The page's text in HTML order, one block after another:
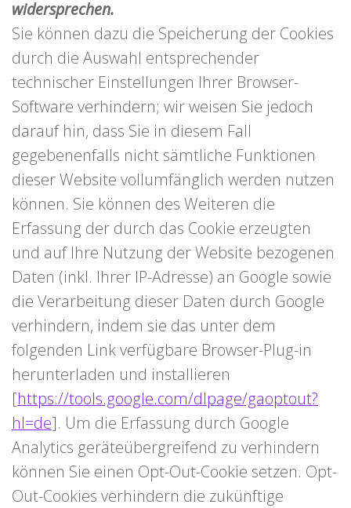
widersprechen.
Sie können dazu die Speicherung der Cookies
durch die Auswahl entsprechender
technischer Einstellungen Ihrer Browser-
Software verhindern; wir weisen Sie jedoch
darauf hin, dass Sie in diesem Fall
gegebenenfalls nicht sämtliche Funktionen
dieser Website vollumfänglich werden nutzen
können. Sie können des Weiteren die
Erfassung der durch das Cookie erzeugten
und auf Ihre Nutzung der Website bezogenen
Daten (inkl. Ihrer IP-Adresse) an Google sowie
die Verarbeitung dieser Daten durch Google
verhindern, indem sie das unter dem
folgenden Link verfügbare Browser-Plug-in
herunterladen und installieren
[https://tools.google.com/dlpage/gaoptout?
hl=de]. Um die Erfassung durch Google
Analytics geräteübergreifend zu verhindern
können Sie einen Opt-Out-Cookie setzen. Opt-
Out-Cookies verhindern die zukünftige